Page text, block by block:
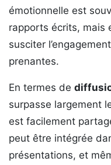
émotionnelle est
rapports écrits, mais
susciter
prenantes.
En termes de
surpasse largement
est facilement
peut être intégrée
présentations, et